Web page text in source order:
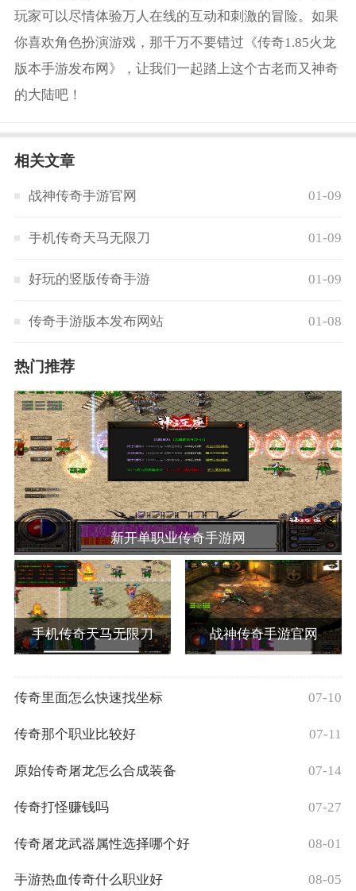
玩家可以尽情体验万人在线的互动和刺激的冒险。如果
你喜欢角色扮演游戏，那千万不要错过《传奇1.85火龙
版本手游发布网》，让我们一起踏上这个古老而又神奇
的大陆吧！
相关文章
战神传奇手游官网 01-09
手机传奇天马无限刀 01-09
好玩的竖版传奇手游 01-09
传奇手游版本发布网站 01-08
热门推荐
新开单职业传奇手游网
手机传奇天马无限刀 战神传奇手游官网
传奇里面怎么快速找坐标 07-10
传奇那个职业比较好 07-11
原始传奇屠龙怎么合成装备 07-14
传奇打怪赚钱吗 07-27
传奇屠龙武器属性选择哪个好 08-01
手游热血传奇什么职业好 08-05